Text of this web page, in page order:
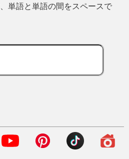
単語と単語の間をスペースで